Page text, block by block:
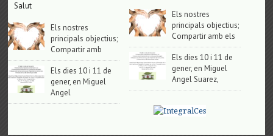
Salut
Els nostres
principals objectius;
Compartir amb
Els dies 10 i 11 de
gener, en Miguel
Angel
Els nostres
principals objectius;
Compartir amb els
Els dies 10 i 11 de
gener, en Miguel
Angel Suarez,